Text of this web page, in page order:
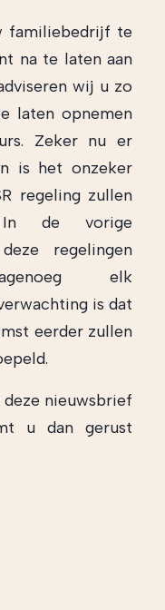
familiebedrijf te
na te laten aan
wij u zo
laten opnemen
Zeker nu er
is het onzeker
regeling zullen
In de vorige
regelingen
elk
is dat
eerder zullen
deze nieuwsbrief
u dan gerust